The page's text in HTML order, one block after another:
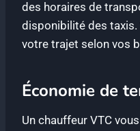
des horaires de
disponibilité des
votre trajet selon vos
Économie de
Un chauffeur VTC